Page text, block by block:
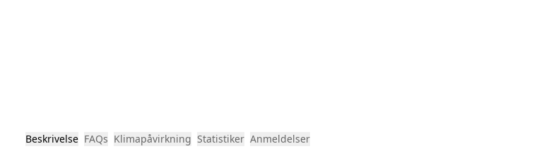
Beskrivelse FAQs Klimapåvirkning Statistiker Anmeldelser